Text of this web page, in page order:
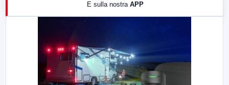
E sulla nostra APP